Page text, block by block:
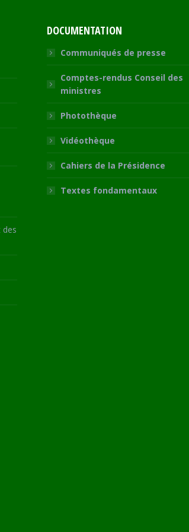
des
DOCUMENTATION
Communiqués de presse
Comptes-rendus Conseil des
ministres
Photothèque
Vidéothèque
Cahiers de la Présidence
Textes fondamentaux